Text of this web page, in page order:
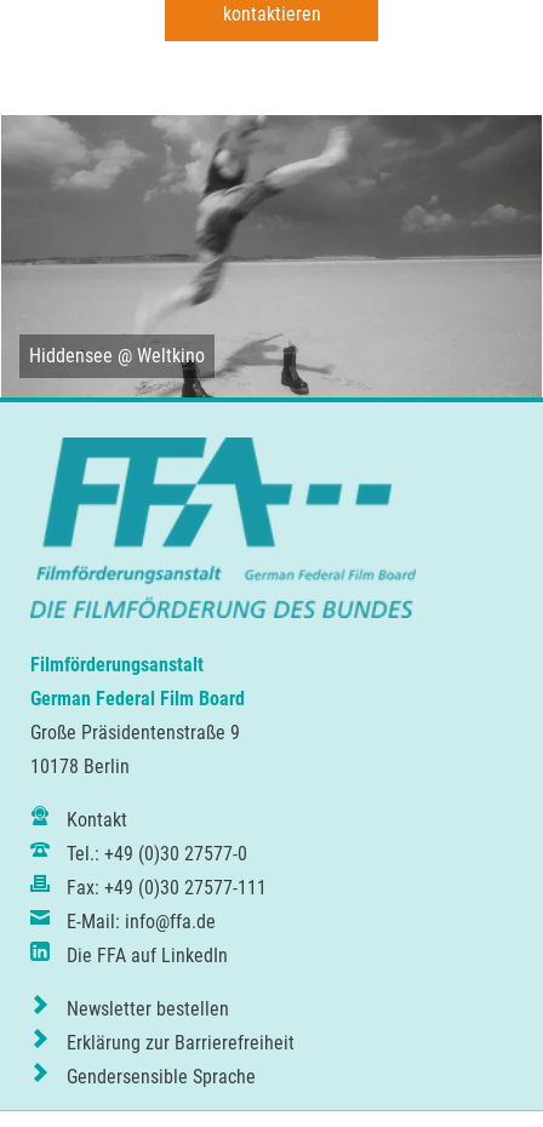
kontaktieren
Hiddensee @ Weltkino
Filmförderungsanstalt
German Federal Film Board
Große Präsidentenstraße 9
10178 Berlin
Kontakt
Tel.: +49 (0)30 27577-0
Fax: +49 (0)30 27577-111
E-Mail: info@ffa.de
Die FFA auf LinkedIn
Newsletter bestellen
Erklärung zur Barrierefreiheit
Gendersensible Sprache